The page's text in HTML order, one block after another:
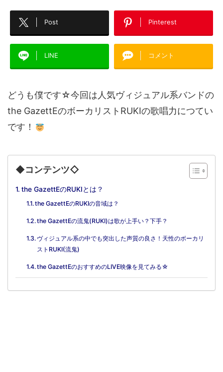
Post Pinterest
LINE コメント
どうも僕です☆今回は人気ヴィジュアル系バンドの
the GazettEのボーカリストRUKIの歌唱力につてい
です！
◆コンテンツ◇
the GazettEのRUKIとは？
the GazettEのRUKIの音域は？
the GazettEの流鬼(RUKI)は歌が上手い？下手？
ヴィジュアル系の中でも突出した声質の良さ！天性のボーカリ
ストRUKI(流鬼)
the GazettEのおすすめのLIVE映像を見てみる☆